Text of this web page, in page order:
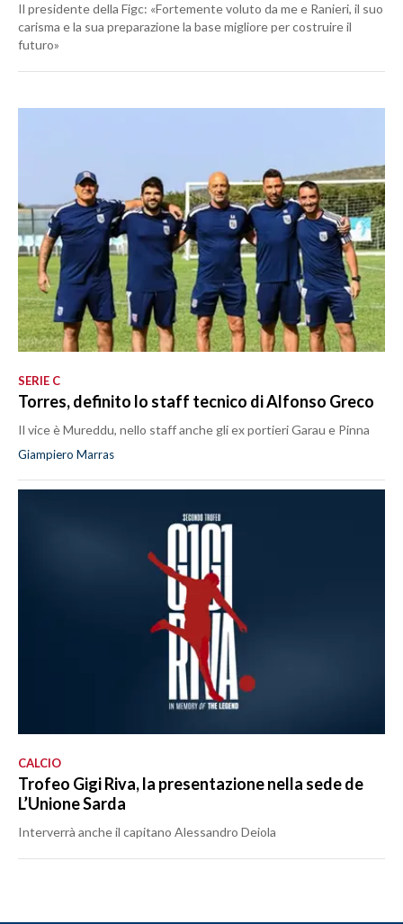
Il presidente della Figc: «Fortemente voluto da me e Ranieri, il suo
carisma e la sua preparazione la base migliore per costruire il
futuro»
SERIE C
Torres, definito lo staff tecnico di Alfonso Greco
Il vice è Mureddu, nello staff anche gli ex portieri Garau e Pinna
Giampiero Marras
CALCIO
Trofeo Gigi Riva, la presentazione nella sede de
L’Unione Sarda
Interverrà anche il capitano Alessandro Deiola